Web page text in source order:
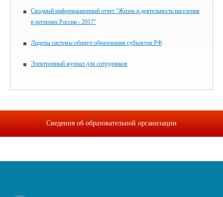
Сводный информационный отчет "Жизнь и деятельность населения
в регионах России - 2017"
Лидеры системы общего образования субъектов РФ
Электронный журнал для сотрудников
Сведения об образовательной организации